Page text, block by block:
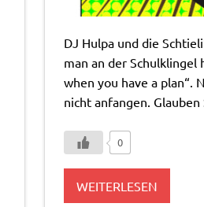
DJ Hulpa und die
man an der Schulklingel
when you have a plan“.
nicht anfangen.
0
WEITERLESEN